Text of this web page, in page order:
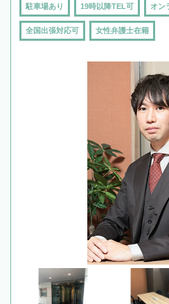
駐車場あり 19時以降TEL可 オン
全国出張対応可 女性弁護士在籍